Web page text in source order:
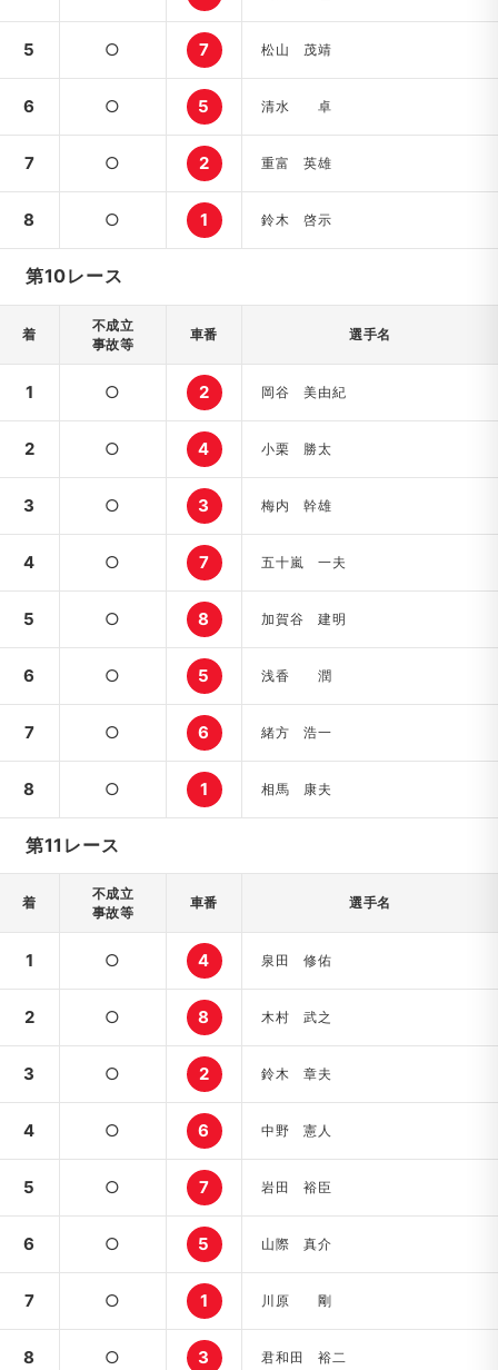
5 ○ 7 松山 茂靖
6 ○ 5 清水 卓
7 ○ 2 重富 英雄
8 ○ 1 鈴木 啓示
第10レース
着
不成立
事故等
車番 選手名
1 ○ 2 岡谷 美由紀
2 ○ 4 小栗 勝太
3 ○ 3 梅内 幹雄
4 ○ 7 五十嵐 一夫
5 ○ 8 加賀谷 建明
6 ○ 5 浅香 潤
7 ○ 6 緒方 浩一
8 ○ 1 相馬 康夫
第11レース
着
不成立
事故等
車番 選手名
1 ○ 4 泉田 修佑
2 ○ 8 木村 武之
3 ○ 2 鈴木 章夫
4 ○ 6 中野 憲人
5 ○ 7 岩田 裕臣
6 ○ 5 山際 真介
7 ○ 1 川原 剛
8 ○ 3 君和田 裕二